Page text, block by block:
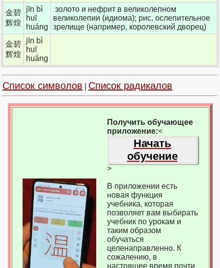
金碧
辉煌
jīn bì
huī
huáng
золото и нефрит в великолепном
великолепии (идиома); рис. ослепительное
зрелище (например, королевский дворец)
金碧
辉煌
jīn bì
huī
huáng
Список символов Список радикалов
Получить обучающее
приложение:<
Начать
обучение
>
В приложении есть
новая функция
учебника, которая
позволяет вам выбирать
учебник по урокам и
таким образом
обучаться
целенаправленно. К
сожалению, в
настоящее время почти